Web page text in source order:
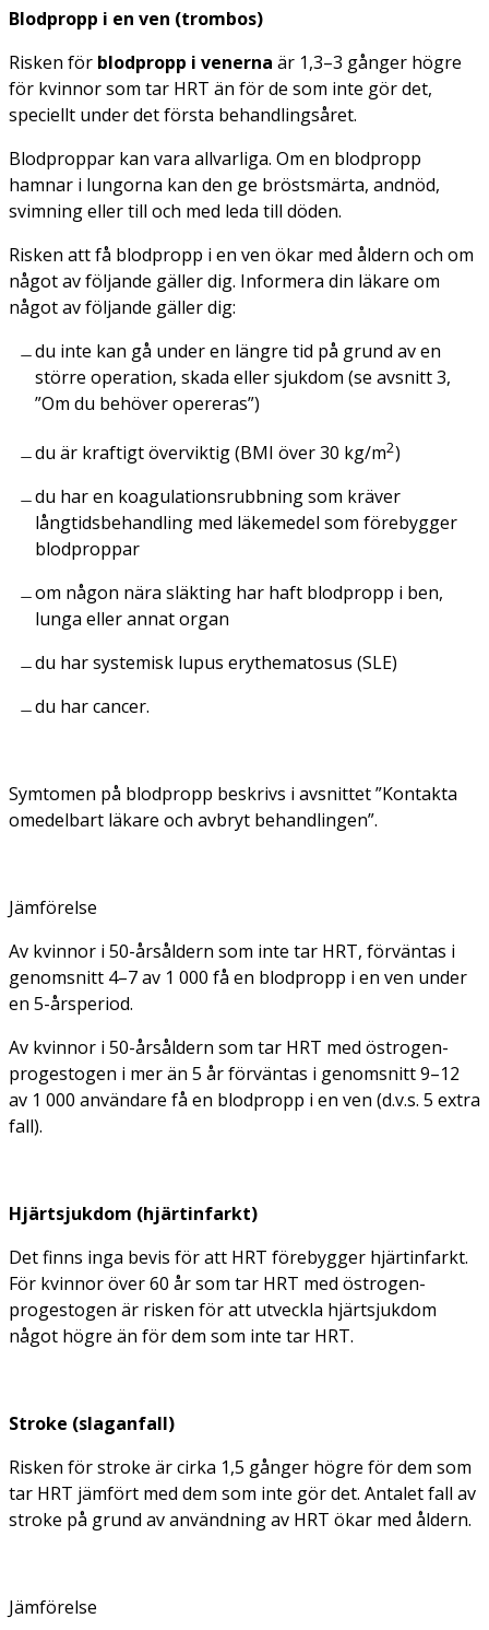
Blodpropp i en ven (trombos)
Risken för blodpropp i venerna är 1,3–3 gånger högre
för kvinnor som tar HRT än för de som inte gör det,
speciellt under det första behandlingsåret.
Blodproppar kan vara allvarliga. Om en blodpropp
hamnar i lungorna kan den ge bröstsmärta, andnöd,
svimning eller till och med leda till döden.
Risken att få blodpropp i en ven ökar med åldern och om
något av följande gäller dig. Informera din läkare om
något av följande gäller dig:
du inte kan gå under en längre tid på grund av en
större operation, skada eller sjukdom (se avsnitt 3,
”Om du behöver opereras”)
du är kraftigt överviktig (BMI över 30 kg/m2)
du har en koagulationsrubbning som kräver
långtidsbehandling med läkemedel som förebygger
blodproppar
om någon nära släkting har haft blodpropp i ben,
lunga eller annat organ
du har systemisk lupus erythematosus (SLE)
du har cancer.
Symtomen på blodpropp beskrivs i avsnittet ”Kontakta
omedelbart läkare och avbryt behandlingen”.
Jämförelse
Av kvinnor i 50-årsåldern som inte tar HRT, förväntas i
genomsnitt 4–7 av 1 000 få en blodpropp i en ven under
en 5-årsperiod.
Av kvinnor i 50-årsåldern som tar HRT med östrogen-
progestogen i mer än 5 år förväntas i genomsnitt 9–12
av 1 000 användare få en blodpropp i en ven (d.v.s. 5 extra
fall).
Hjärtsjukdom (hjärtinfarkt)
Det finns inga bevis för att HRT förebygger hjärtinfarkt.
För kvinnor över 60 år som tar HRT med östrogen-
progestogen är risken för att utveckla hjärtsjukdom
något högre än för dem som inte tar HRT.
Stroke (slaganfall)
Risken för stroke är cirka 1,5 gånger högre för dem som
tar HRT jämfört med dem som inte gör det. Antalet fall av
stroke på grund av användning av HRT ökar med åldern.
Jämförelse